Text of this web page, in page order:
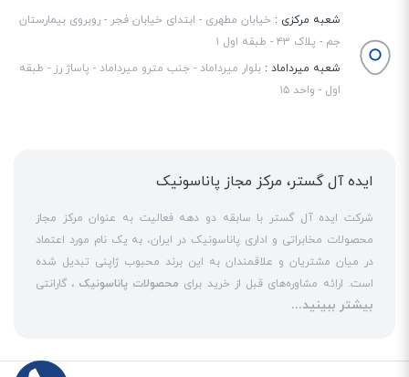
شعبه مرکزی : خیابان مطهری - ابتدای خیابان فجر - روبروی بیمارستان
جم - پلاک ۴۳ - طبقه اول ۱
شعبه میرداماد : بلوار میرداماد - جنب مترو میرداماد - پاساژ رز - طبقه
اول - واحد ۱۵
ایده آل گستر، مرکز مجاز پاناسونیک
شرکت ایده آل گستر با سابقه دو دهه فعالیت به عنوان مرکز مجاز
محصولات مخابراتی و اداری پاناسونیک در ایران، به یک نام مورد اعتماد
در میان مشتریان و علاقمندان به این برند محبوب ژاپنی تبدیل شده
است. ارائه مشاوره‌های قبل از خرید برای محصولات پاناسونیک ، گارانتی
18 ماهه معتبر و شرکتی برای کلیه محصولات عرضه شده و تعهد کامل
می‌شوند. یکی از حوزه‌های اصلی فعالیت ایده آل گستر، نصب و راه‌اندازه
بیشتر ببینید...